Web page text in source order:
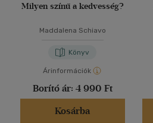
Milyen színű a kedvesség?
Maddalena Schiavo
Könyv
Árinformációk
Borító ár: 4 990 Ft
Kosárba